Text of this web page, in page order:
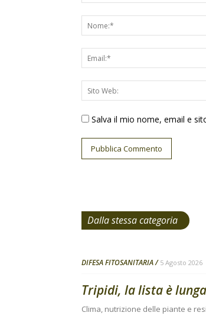
Salva il mio nome, email e
Dalla stessa categoria
DIFESA FITOSANITARIA 5 Agosto 2026
Tripidi, la lista è lunga
Clima, nutrizione delle piante e